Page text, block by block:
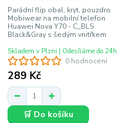
0 hodnocení
Parádní flip obal, kryt, pouzdro
Mobiwear na mobilní telefon
Huawei Nova Y70 - C_BLS
Black&Gray s šedým vnitřkem
289 Kč
Skladem v Plzni | Odesíláme do 24h
🛒 Do košíku